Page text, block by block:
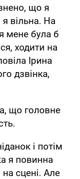
що я
вільна. На
мене була б
ходити на
Ірина
дзвінка,
що головне
і потім
я повинна
сцені. Але